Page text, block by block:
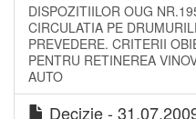
DISPOZITIILOR OUG
CIRCULATIA PE
PREVEDERE. CRITERII
PENTRU RETINEREA
AUTO
Decizie -